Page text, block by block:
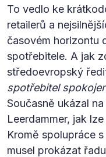
To vedlo ke
retailerů a
časovém horizontu
spotřebitele. A jak
středoevropský
spotřebitel
Současně ukázal
Leerdammer, jak
Kromě spolupráce
musel prokázat